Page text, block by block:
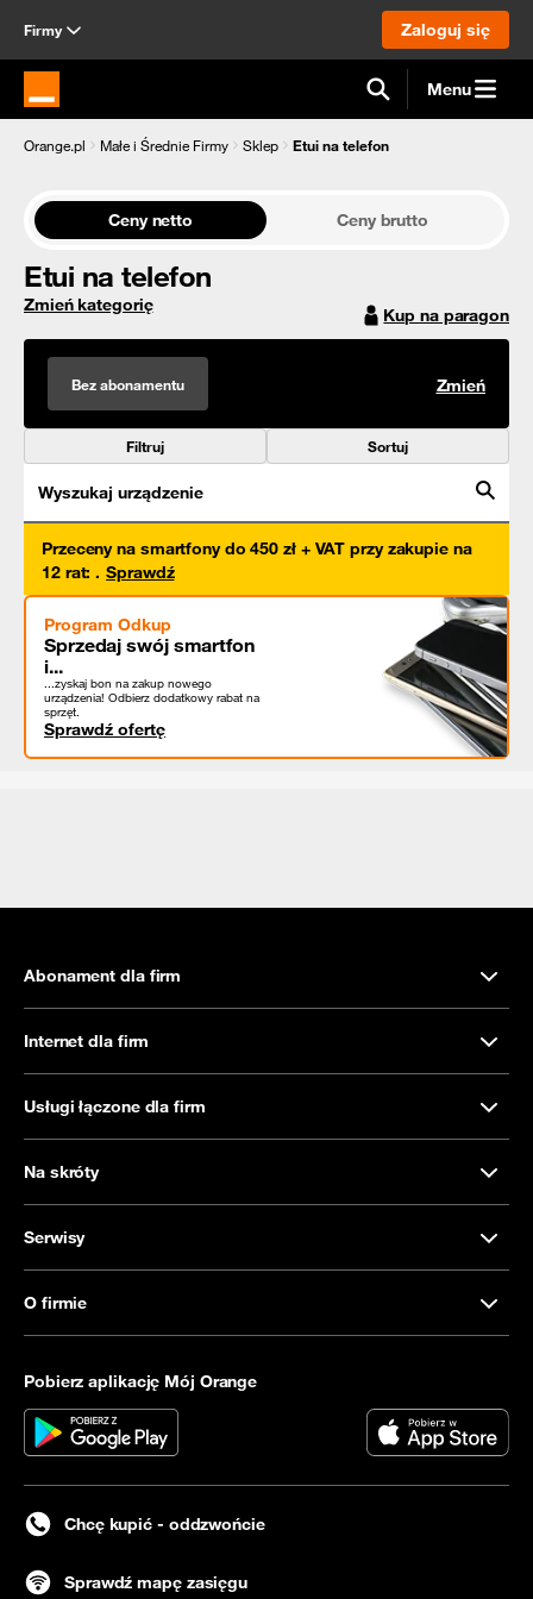
Firmy Zaloguj się
Strona główna Orange.pl Menu
Orange.pl Małe i Średnie Firmy Sklep Etui na telefon
Ceny netto Ceny brutto
Etui na telefon
Zmień kategorię Kup na paragon
Bez abonamentu Zmień
Filtruj Sortuj
Wyszukaj urządzenie
Przeceny na smartfony do 450 zł + VAT przy zakupie na
12 rat: . Sprawdź
Program Odkup
Sprzedaj swój smartfon
i...
...zyskaj bon na zakup nowego
urządzenia! Odbierz dodatkowy rabat na
sprzęt.
Sprawdź ofertę
Abonament dla firm
Internet dla firm
Usługi łączone dla firm
Na skróty
Serwisy
O firmie
Pobierz aplikację Mój Orange
Chcę kupić - oddzwońcie
Sprawdź mapę zasięgu